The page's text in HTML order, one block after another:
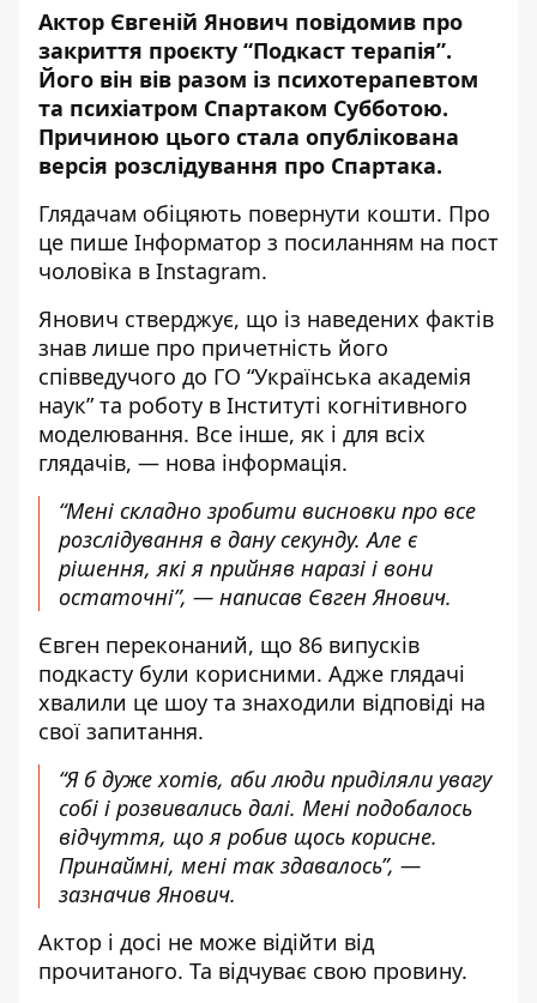
Актор Євгеній Янович повідомив про
закриття проєкту “Подкаст терапія”.
Його він вів разом із психотерапевтом
та психіатром Спартаком Субботою.
Причиною цього стала опублікована
версія розслідування про Спартака.
Глядачам обіцяють повернути кошти. Про
це пише Інформатор з посиланням на пост
чоловіка в Instagram.
Янович стверджує, що із наведених фактів
знав лише про причетність його
співведучого до ГО “Українська академія
наук” та роботу в Інституті когнітивного
моделювання. Все інше, як і для всіх
глядачів, — нова інформація.
“Мені складно зробити висновки про все
розслідування в дану секунду. Але є
рішення, які я прийняв наразі і вони
остаточні”, — написав Євген Янович.
Євген переконаний, що 86 випусків
подкасту були корисними. Адже глядачі
хвалили це шоу та знаходили відповіді на
свої запитання.
“Я б дуже хотів, аби люди приділяли увагу
собі і розвивались далі. Мені подобалось
відчуття, що я робив щось корисне.
Принаймні, мені так здавалось”, —
зазначив Янович.
Актор і досі не може відійти від
прочитаного. Та відчуває свою провину.